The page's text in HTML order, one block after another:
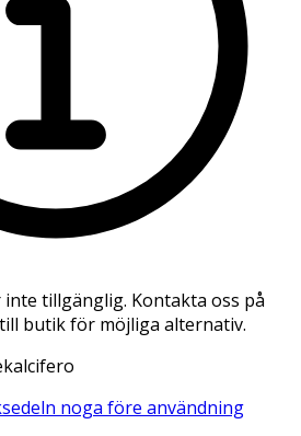
tillgänglig. Kontakta oss på
butik för möjliga alternativ.
noga före användning